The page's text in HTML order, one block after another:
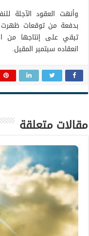
وأنهت العقود الآجلة
بدفعة من توقعات
تبقي على إنتاجها من
انعقاده سبتمبر المقبل.
مقالات متعلقة